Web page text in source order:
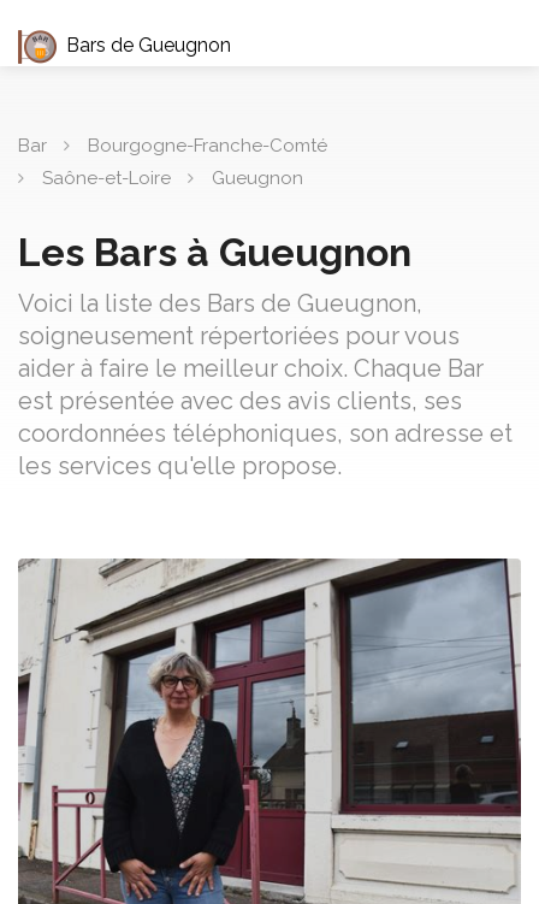
Bars de Gueugnon
Bar
Bourgogne-Franche-Comté
Saône-et-Loire
Gueugnon
Les Bars à Gueugnon
Voici la liste des Bars de Gueugnon,
soigneusement répertoriées pour vous
aider à faire le meilleur choix. Chaque Bar
est présentée avec des avis clients, ses
coordonnées téléphoniques, son adresse et
les services qu'elle propose.